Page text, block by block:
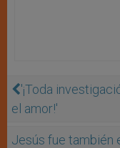
'¡Toda
el amor!'
Jesús fue también